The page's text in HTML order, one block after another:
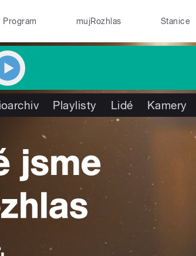
Program mujRozhlas Stanice
Playlisty Lidé Kamery